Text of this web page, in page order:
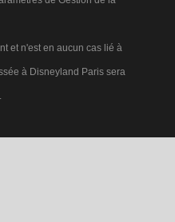
et n'est en aucun cas lié à
à Disneyland Paris sera